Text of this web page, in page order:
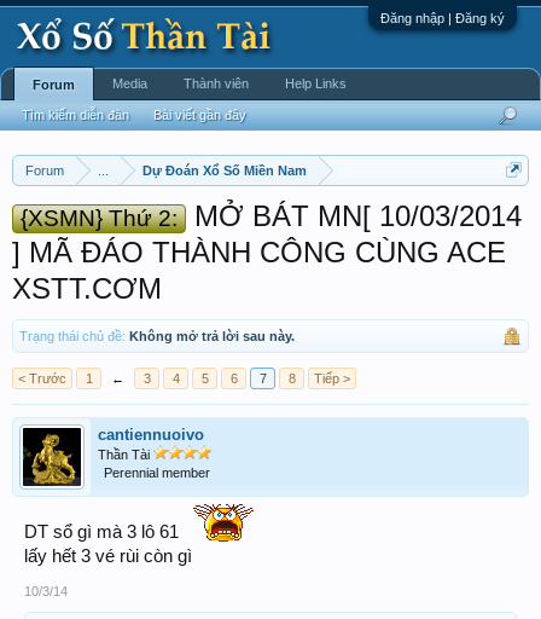
Đăng nhập | Đăng ký
Forum Dự Đoán Xổ Số Miền Nam
{XSMN} Thứ 2:
MỞ BÁT MN[ 10/03/2014
] MÃ ĐÁO THÀNH CÔNG CÙNG ACE
XSTT.CƠM
Trạng thái chủ đề: Không mở trả lời sau này.
< Trước 1 ← 3 4 5 6 7 8 Tiếp >
cantiennuoivo
Thần Tài
Perennial member
DT sổ gì mà 3 lô 61
lấy hết 3 vé rùi còn gì
10/3/14
Forum
Tìm kiếm diễn đàn Bài viết gần đây
Media Thành viên Help Links